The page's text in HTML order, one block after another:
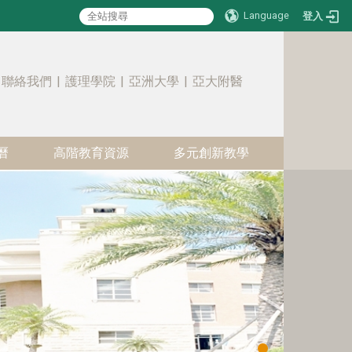
Language 登入
聯絡我們 | 護理學院 | 亞洲大學 | 亞大附醫
高階教育資源 多元創新教學